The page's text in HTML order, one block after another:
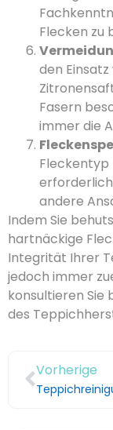
Flecken zu
den
Fasern
immer die
Fleckentyp
andere
Indem Sie
hartnäckige
Integrität Ihrer
jedoch immer
konsultieren Sie
des
Vorherige